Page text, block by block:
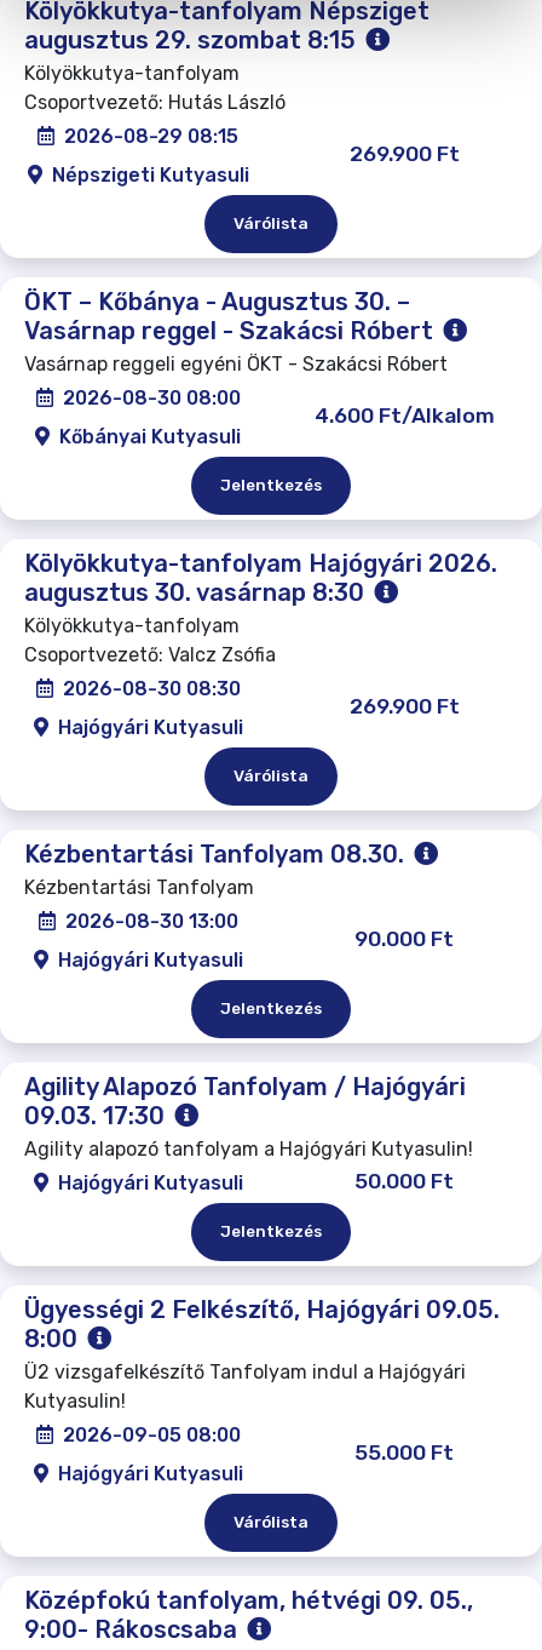
Kölyökkutya-tanfolyam Népsziget
augusztus 29. szombat 8:15
Kölyökkutya-tanfolyam
Csoportvezető: Hutás László
2026-08-29 08:15
Népszigeti Kutyasuli
269.900 Ft
Várólista
ÖKT – Kőbánya - Augusztus 30. –
Vasárnap reggel - Szakácsi Róbert
Vasárnap reggeli egyéni ÖKT - Szakácsi Róbert
2026-08-30 08:00
Kőbányai Kutyasuli
4.600 Ft/Alkalom
Jelentkezés
Kölyökkutya-tanfolyam Hajógyári 2026.
augusztus 30. vasárnap 8:30
Kölyökkutya-tanfolyam
Csoportvezető: Valcz Zsófia
2026-08-30 08:30
Hajógyári Kutyasuli
269.900 Ft
Várólista
Kézbentartási Tanfolyam 08.30.
Kézbentartási Tanfolyam
2026-08-30 13:00
Hajógyári Kutyasuli
90.000 Ft
Jelentkezés
Agility Alapozó Tanfolyam / Hajógyári
09.03. 17:30
Agility alapozó tanfolyam a Hajógyári Kutyasulin!
Hajógyári Kutyasuli
50.000 Ft
Jelentkezés
Ügyességi 2 Felkészítő, Hajógyári 09.05.
8:00
Ü2 vizsgafelkészítő Tanfolyam indul a Hajógyári
Kutyasulin!
2026-09-05 08:00
Hajógyári Kutyasuli
55.000 Ft
Várólista
Középfokú tanfolyam, hétvégi 09. 05.,
9:00- Rákoscsaba